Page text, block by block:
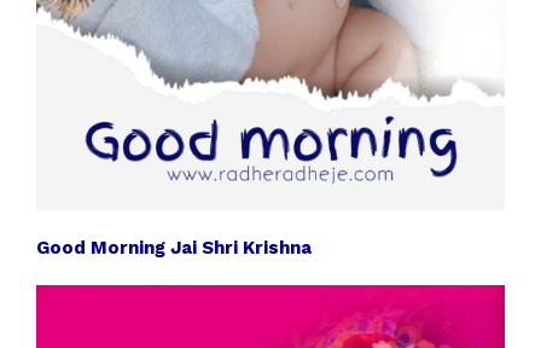
Good Morning Jai Shri Krishna